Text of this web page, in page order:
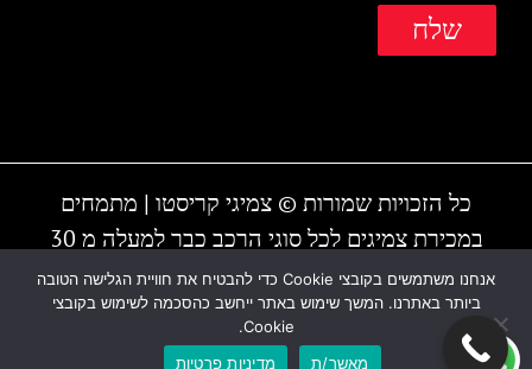
כל הזכויות שמורות © צמיגי קריסטו | מתמחים
במכירת צמיגים לכל סוגי הרכב כבר למעלה מ 30
שנה | המקום עובד גם בשבת | חייגו - 1-700-700-
810 או 03-6838895
אנחנו משתמשים בקובצי Cookie כדי להבטיח את חוויית הגלישה הטובה
ביותר באתרנו. המשך שימוש באתר ייחשב כהסכמה לשימוש בקובצי
Cookie.
מאשר/ת
מדיניות פרטיות